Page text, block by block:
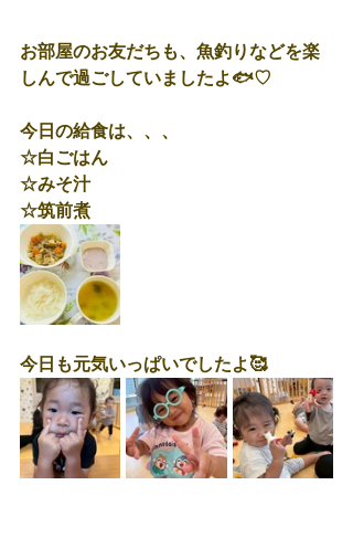
お部屋のお友だちも、魚釣りなどを楽
しんで過ごしていましたよ🐟♡
今日の給食は、、、
☆白ごはん
☆みそ汁
☆筑前煮
今日も元気いっぱいでしたよ🥰